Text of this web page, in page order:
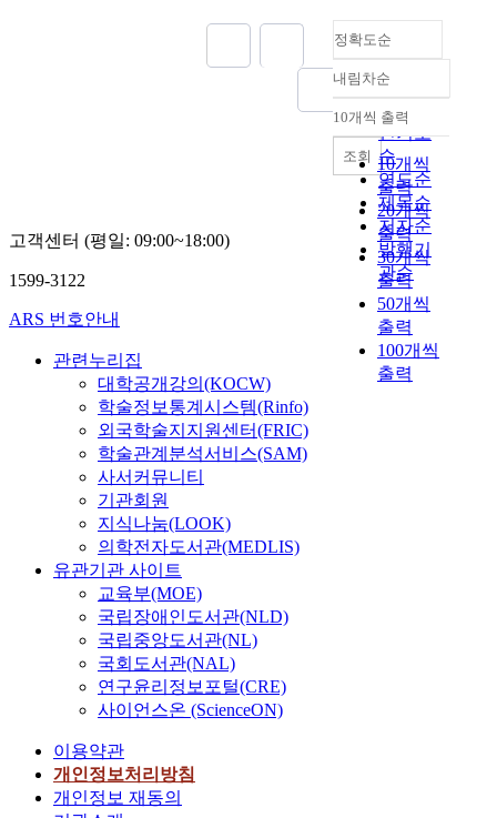
증
고
미
는
정확도순
정확도
순
인기도
순
연도순
제목순
저자순
발행기
관순
내림차순
내림차순
10개씩 출력
10개씩
출력
20개씩
출력
30개씩
출력
50개씩
출력
100개씩
출력
조회
고객센터 (평일: 09:00~18:00)
1599-3122
ARS 번호안내
관련누리집
대학공개강의(KOCW)
학술정보통계시스템(Rinfo)
외국학술지지원센터(FRIC)
학술관계분석서비스(SAM)
사서커뮤니티
기관회원
지식나눔(LOOK)
의학전자도서관(MEDLIS)
유관기관 사이트
교육부(MOE)
국립장애인도서관(NLD)
국립중앙도서관(NL)
국회도서관(NAL)
연구윤리정보포털(CRE)
사이언스온 (ScienceON)
이용약관
개인정보처리방침
개인정보 재동의